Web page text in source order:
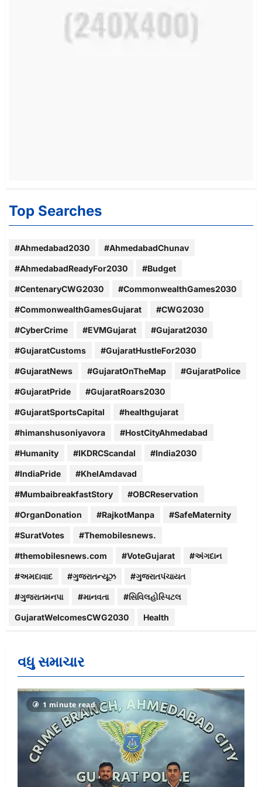
Top Searches
#Ahmedabad2030 #AhmedabadChunav
#AhmedabadReadyFor2030 #Budget
#CentenaryCWG2030 #CommonwealthGames2030
#CommonwealthGamesGujarat #CWG2030
#CyberCrime #EVMGujarat #Gujarat2030
#GujaratCustoms #GujaratHustleFor2030
#GujaratNews #GujaratOnTheMap #GujaratPolice
#GujaratPride #GujaratRoars2030
#GujaratSportsCapital #healthgujarat
#himanshusoniyavora #HostCityAhmedabad
#Humanity #IKDRCScandal #India2030
#IndiaPride #KhelAmdavad
#MumbaibreakfastStory #OBCReservation
#OrganDonation #RajkotManpa #SafeMaternity
#SuratVotes #Themobilesnews.
#themobilesnews.com #VoteGujarat #અંગદાન
#અમદાવાદ #ગુજરાતન્યૂઝ #ગુજરાતપંચાયત
#ગુજરાતમનપા #માનવતા #સિવિલહોસ્પિટલ
GujaratWelcomesCWG2030 Health
વધુ સમાચાર
1 minute read